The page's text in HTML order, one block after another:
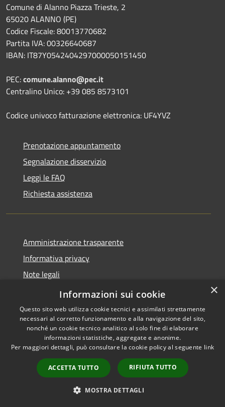
Comune di Alanno Piazza Trieste, 2
65020 ALANNO (PE)
Codice Fiscale: 80013770682
Partita IVA: 00326640687
IBAN: IT87Y0542404297000050151450
PEC:comune.alanno@pec.it
Centralino Unico: +39 085 8573101
Codice univoco fatturazione elettronica: UF4YVZ
Prenotazione appuntamento
Segnalazione disservizio
Leggi le FAQ
Richiesta assistenza
Amministrazione trasparente
Informativa privacy
Note legali
Dichiarazione di accessibilità
Accessibilità
Copyright © 2026 • Comune di
Alanno • Powered by
Municipium•
Accesso
redazione
×
Informazioni sui cookie
Questo sito web utilizza cookie tecnici e assimilati strettamente
necessari al corretto funzionamento e alla navigazione del sito,
nonché un cookie tecnico analitico al solo fine di elaborare
informazioni statistiche, aggregate e anonime.
Per maggiori dettagli, può consultare la cookie policy al seguente link
ACCETTA TUTTO RIFIUTA TUTTO
MOSTRA DETTAGLI